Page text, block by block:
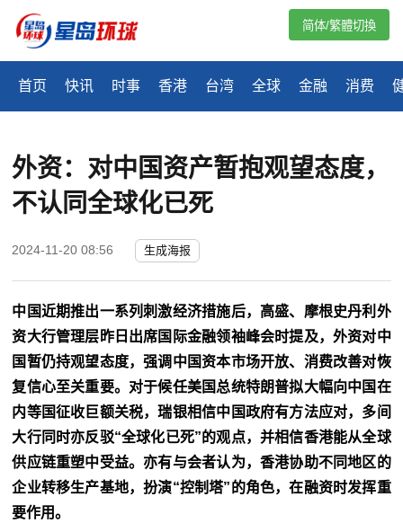
首页 快讯 时事 香港 台湾 全球 金融 消费
简体/繁體切換
外资：对中国资产暂抱观望态度，
不认同全球化已死
2024-11-20 08:56 生成海报
中国近期推出一系列刺激经济措施后，高盛、摩根史丹利外
资大行管理层昨日出席国际金融领袖峰会时提及，外资对中
国暂仍持观望态度，强调中国资本市场开放、消费改善对恢
复信心至关重要。对于候任美国总统特朗普拟大幅向中国在
内等国征收巨额关税，瑞银相信中国政府有方法应对，多间
大行同时亦反驳“全球化已死”的观点，并相信香港能从全球
供应链重塑中受益。亦有与会者认为，香港协助不同地区的
企业转移生产基地，扮演“控制塔”的角色，在融资时发挥重
要作用。